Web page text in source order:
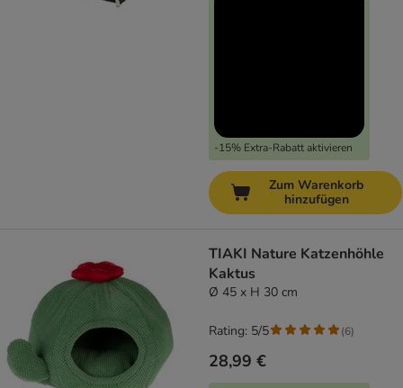
-15% Extra-Rabatt aktivieren
Zum Warenkorb
hinzufügen
TIAKI Nature Katzenhöhle
Kaktus
Ø 45 x H 30 cm
28,99 €
Rating: 5/5 (6)